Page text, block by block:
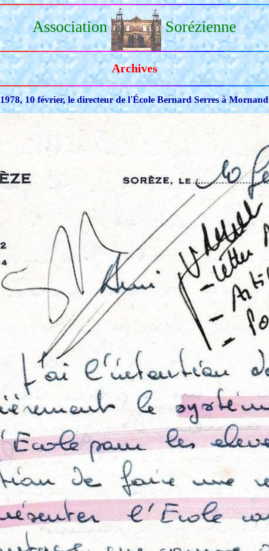
Association Sorézienne
Archives
1978, 10 février, le directeur de l'École Bernard Serres à Mornand